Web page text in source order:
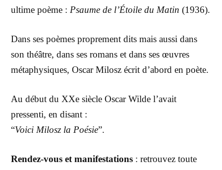
ultime poème : Psaume de l’Étoile du Matin (1936).
Dans ses poèmes proprement dits mais aussi dans
son théâtre, dans ses romans et dans ses œuvres
métaphysiques, Oscar Milosz écrit d’abord en poète.
Au début du XXe siècle Oscar Wilde l’avait
pressenti, en disant :
“Voici Milosz la Poésie”.
Rendez-vous et manifestations : retrouvez toute